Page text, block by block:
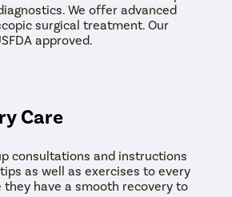
We offer advanced
surgical treatment. Our
approved.
Care
consultations and instructions
as well as exercises to every
have a smooth recovery to